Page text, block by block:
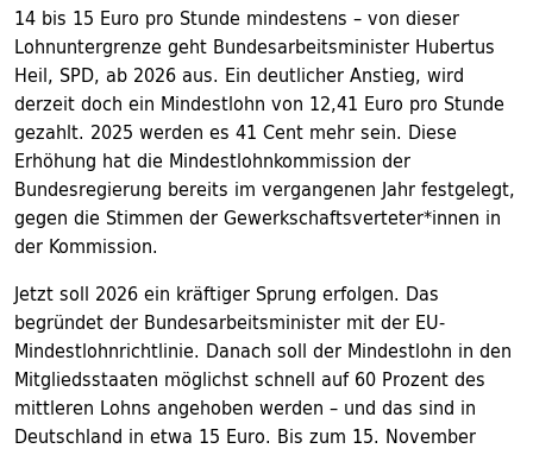
14 bis 15 Euro pro Stunde mindestens – von dieser
Lohnuntergrenze geht Bundesarbeitsminister Hubertus
Heil, SPD, ab 2026 aus. Ein deutlicher Anstieg, wird
derzeit doch ein Mindestlohn von 12,41 Euro pro Stunde
gezahlt. 2025 werden es 41 Cent mehr sein. Diese
Erhöhung hat die Mindestlohnkommission der
Bundesregierung bereits im vergangenen Jahr festgelegt,
gegen die Stimmen der Gewerkschaftsverteter*innen in
der Kommission.
Jetzt soll 2026 ein kräftiger Sprung erfolgen. Das
begründet der Bundesarbeitsminister mit der EU-
Mindestlohnrichtlinie. Danach soll der Mindestlohn in den
Mitgliedsstaaten möglichst schnell auf 60 Prozent des
mittleren Lohns angehoben werden – und das sind in
Deutschland in etwa 15 Euro. Bis zum 15. November